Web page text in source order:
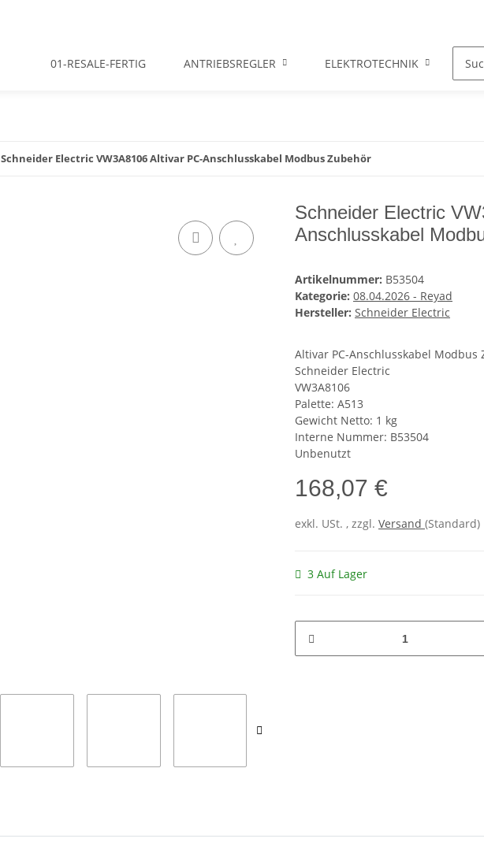
01-RESALE-FERTIG ANTRIEBSREGLER ELEKTROTECHNIK
Schneider Electric VW3A8106 Altivar PC-Anschlusskabel Modbus Zubehör
Schneider Electric
Anschlusskabel
Artikelnummer: B53504
Kategorie: 08.04.2026 - Reyad
Hersteller: Schneider Electric
Altivar PC-Anschlusskabel Modbus
Schneider Electric
VW3A8106
Palette: A513
Gewicht Netto: 1 kg
Interne Nummer: B53504
Unbenutzt
168,07 €
exkl. USt. , zzgl. Versand (Standard)
3 Auf Lager